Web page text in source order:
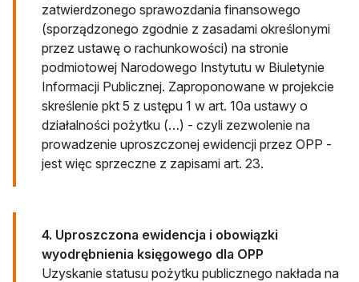
zatwierdzonego sprawozdania finansowego
(sporządzonego zgodnie z zasadami określonymi
przez ustawę o rachunkowości) na stronie
podmiotowej Narodowego Instytutu w Biuletynie
Informacji Publicznej. Zaproponowane w projekcie
skreślenie pkt 5 z ustępu 1 w art. 10a ustawy o
działalności pożytku (…) - czyli zezwolenie na
prowadzenie uproszczonej ewidencji przez OPP -
jest więc sprzeczne z zapisami art. 23.
4. Uproszczona ewidencja i obowiązki
wyodrębnienia księgowego dla OPP
Uzyskanie statusu pożytku publicznego nakłada na